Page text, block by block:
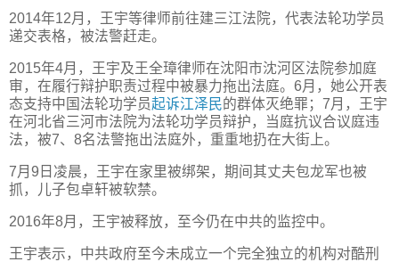
2014年12月，王宇等律师前往建三江法院，代表法轮功学员
递交表格，被法警赶走。
2015年4月，王宇及王全璋律师在沈阳市沈河区法院参加庭
审，在履行辩护职责过程中被暴力拖出法庭。6月，她公开表
态支持中国法轮功学员起诉江泽民的群体灭绝罪；7月，王宇
在河北省三河市法院为法轮功学员辩护，当庭抗议合议庭违
法，被7、8名法警拖出法庭外，重重地扔在大街上。
7月9日凌晨，王宇在家里被绑架，期间其丈夫包龙军也被
抓，儿子包卓轩被软禁。
2016年8月，王宇被释放，至今仍在中共的监控中。
王宇表示，中共政府至今未成立一个完全独立的机构对酷刑